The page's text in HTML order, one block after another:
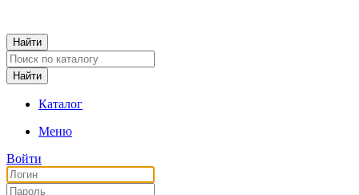
Каталог
Меню
Войти